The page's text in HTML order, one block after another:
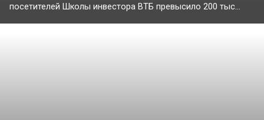
посетителей Школы инвестора ВТБ превысило 200 тыс...